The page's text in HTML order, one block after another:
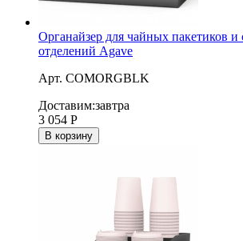
Органайзер для чайных пакетиков и
отделений Agave
Арт. COMORGBLK
Доставим:завтра
3 054 Р
В корзину